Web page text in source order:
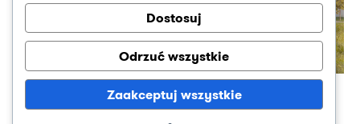
Zespół budynków mieszkalnych wielorodzinnych
Ta strona wykorzystuje pliki cookies w celu zapewnienia
Dostosuj
Odrzuć wszystkie
Zaakceptuj wszystkie